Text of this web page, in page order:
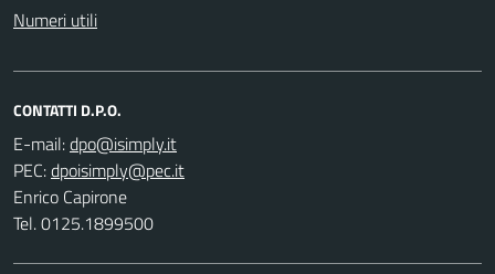
Numeri utili
CONTATTI D.P.O.
E-mail:
PEC:
Enrico Capirone
Tel. 0125.1899500